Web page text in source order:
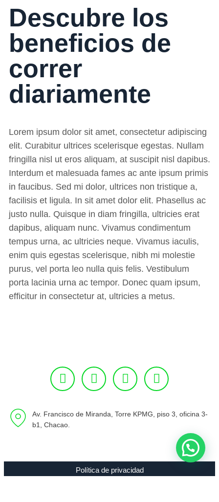
Descubre los
beneficios de
correr
diariamente
Lorem ipsum dolor sit amet, consectetur adipiscing
elit. Curabitur ultrices scelerisque egestas. Nullam
fringilla nisl ut eros aliquam, at suscipit nisl dapibus.
Interdum et malesuada fames ac ante ipsum primis
in faucibus. Sed mi dolor, ultrices non tristique a,
facilisis et ligula. In sit amet dolor elit. Phasellus ac
justo nulla. Quisque in diam fringilla, ultricies erat
dapibus, aliquam nunc. Vivamus condimentum
tempus urna, ac ultricies neque. Vivamus iaculis,
enim quis egestas scelerisque, nibh mi molestie
purus, vel porta leo nulla quis felis. Vestibulum
porta lacinia urna ac tempor. Donec quam ipsum,
efficitur in consectetur at, ultricies a metus.
Av. Francisco de Miranda, Torre KPMG, piso 3, oficina 3-
b1, Chacao.
Política de privacidad